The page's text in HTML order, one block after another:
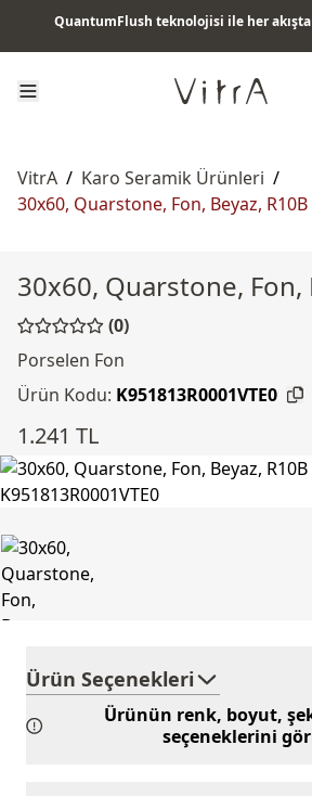
QuantumFlush teknolojisi ile her
VitrA / Karo Seramik Ürünleri /
30x60, Quarstone, Fon, Beyaz, R10B
30x60, Quarstone, Fon,
(0)
Porselen Fon
Ürün Kodu: K951813R0001VTE0
1.241 TL
Ürün Seçenekleri
Ürünün renk, boyut,
seçeneklerini